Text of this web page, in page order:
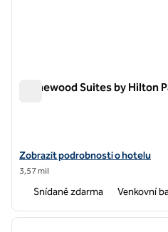
Homewood Suites by Hilton
Zobrazit podrobnosti o hotelu
Zobrazit podrobnosti o hotelu
3,57 mil
Snídaně zdarma Venkovní
1 z 12